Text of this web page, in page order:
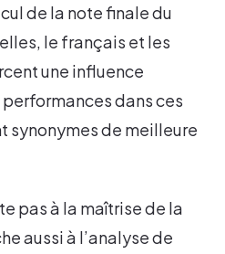
de la note finale du
le français et les
une influence
dans ces
synonymes de meilleure
pas à la maîtrise de la
aussi à l’analyse de